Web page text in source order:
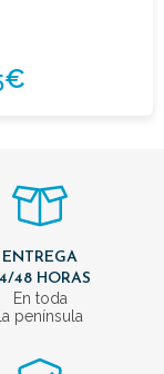
€
ENTREGA
48 HORAS
En toda
la península